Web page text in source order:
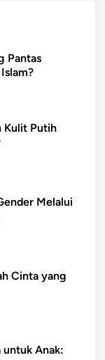
Pantas
Kulit Putih
Melalui
Cinta yang
untuk Anak: